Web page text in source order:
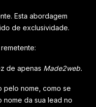
Esta abordagem
de exclusividade.
de apenas Made2web.
pelo nome, como se
nome da sua lead no